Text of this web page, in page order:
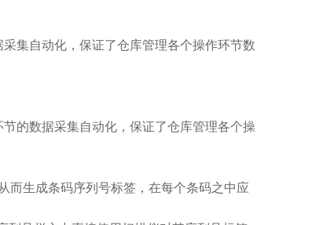
集自动化，保证了仓库管理各个操作环节数
的数据采集自动化，保证了仓库管理各个操
生成条码序列号标签，在每个条码之中应